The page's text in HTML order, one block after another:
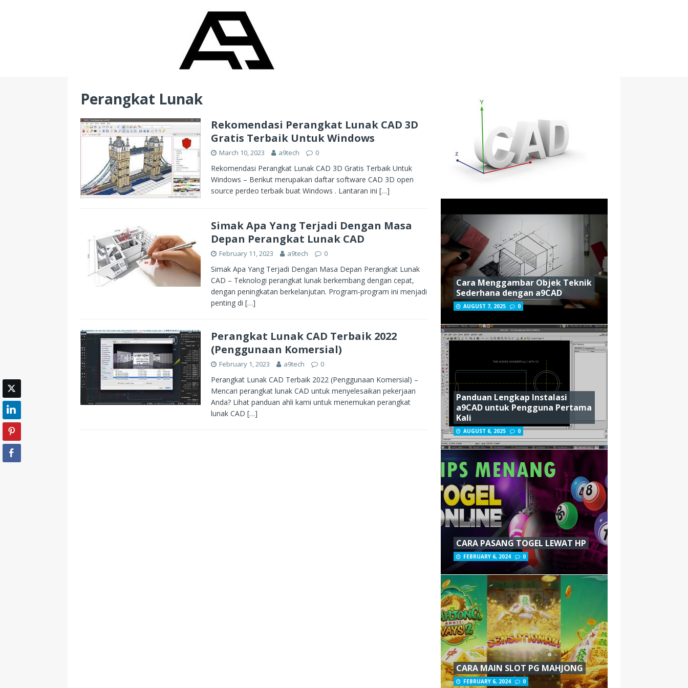
Perangkat Lunak
Rekomendasi Perangkat Lunak CAD 3D
Gratis Terbaik Untuk Windows
March 10, 2023 a9tech 0
Rekomendasi Perangkat Lunak CAD 3D Gratis Terbaik Untuk
Windows – Berikut merupakan daftar software CAD 3D open
source perdeo terbaik buat Windows . Lantaran ini […]
Simak Apa Yang Terjadi Dengan Masa
Depan Perangkat Lunak CAD
February 11, 2023 a9tech 0
Simak Apa Yang Terjadi Dengan Masa Depan Perangkat Lunak
CAD – Teknologi perangkat lunak berkembang dengan cepat,
dengan peningkatan berkelanjutan. Program-program ini menjadi
penting di […]
Perangkat Lunak CAD Terbaik 2022
(Penggunaan Komersial)
February 1, 2023 a9tech 0
Perangkat Lunak CAD Terbaik 2022 (Penggunaan Komersial) –
Mencari perangkat lunak CAD untuk menyelesaikan pekerjaan
Anda? Lihat panduan ahli kami untuk menemukan perangkat
lunak CAD […]
Cara Menggambar Objek Teknik
Sederhana dengan a9CAD
AUGUST 7, 2025 0
Panduan Lengkap Instalasi
a9CAD untuk Pengguna Pertama
Kali
AUGUST 6, 2025 0
CARA PASANG TOGEL LEWAT HP
FEBRUARY 6, 2024 0
CARA MAIN SLOT PG MAHJONG
FEBRUARY 6, 2024 0